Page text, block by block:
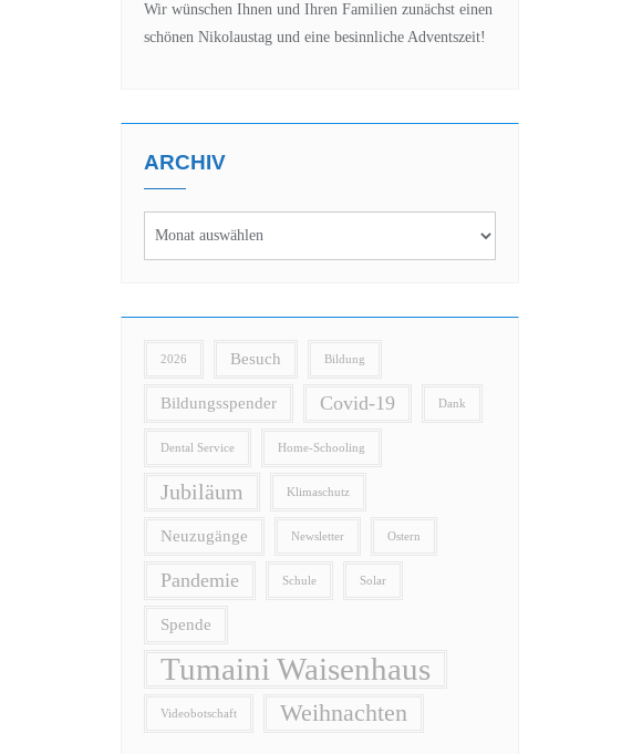
Wir wünschen Ihnen und Ihren Familien zunächst einen
schönen Nikolaustag und eine besinnliche Adventszeit!
ARCHIV
2026 Besuch Bildung
Bildungsspender Covid-19 Dank
Dental Service Home-Schooling
Jubiläum Klimaschutz
Neuzugänge Newsletter Ostern
Pandemie Schule Solar
Spende
Tumaini Waisenhaus
Videobotschaft Weihnachten